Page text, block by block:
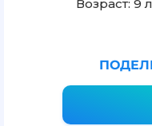
Возраст: 9